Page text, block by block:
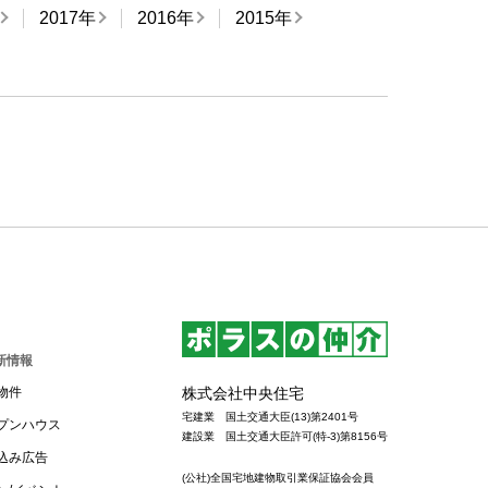
2017年 2016年
2015年
情報
件
ンハウス
み広告
株式会社中央住宅
宅建業 国土交通大臣(13)第2401号
建設業 国土交通大臣許可(特-3)第8156号
(公社)全国宅地建物取引業保証協会会員